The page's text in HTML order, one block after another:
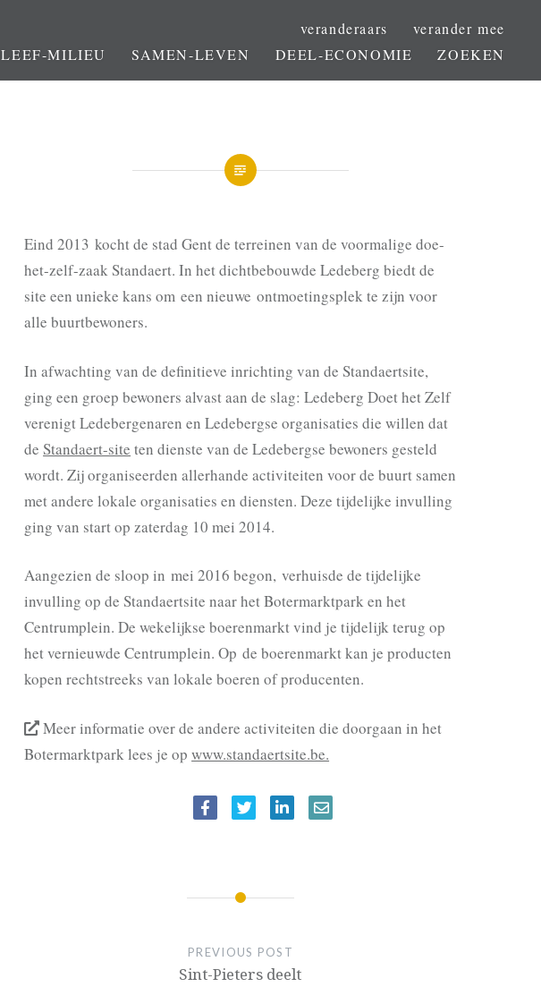
veranderaars
verander mee
LEEF-MILIEU
SAMEN-LEVEN DEEL-ECONOMIE ZOEKEN
Eind 2013 kocht de stad Gent de terreinen van de voormalige doe-
het-zelf-zaak Standaert. In het dichtbebouwde Ledeberg biedt de
site een unieke kans om een nieuwe ontmoetingsplek te zijn voor
alle buurtbewoners.
In afwachting van de definitieve inrichting van de Standaertsite,
ging een groep bewoners alvast aan de slag: Ledeberg Doet het Zelf
verenigt Ledebergenaren en Ledebergse organisaties die willen dat
deStandaert-site ten dienste van de Ledebergse bewoners gesteld
wordt. Zij organiseerden allerhande activiteiten voor de buurt samen
met andere lokale organisaties en diensten. Deze tijdelijke invulling
ging van start op zaterdag 10 mei 2014.
Aangezien de sloop in mei 2016 begon, verhuisde de tijdelijke
invulling op de Standaertsite naar het Botermarktpark en het
Centrumplein. De wekelijkse boerenmarkt vind je tijdelijk terug op
het vernieuwde Centrumplein. Op de boerenmarkt kan je producten
kopen rechtstreeks van lokale boeren of producenten.
Meer informatie over de andere activiteiten die doorgaan in het
Botermarktpark lees je opwww.standaertsite.be.
PREVIOUS POST
Sint-Pieters deelt